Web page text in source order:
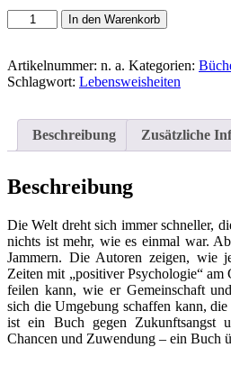
Asgodom,
Sabine
Brockert,
Siegfried:
Pellkartoffeln
Vom
Luxus
Zufriedenheit
Menge
In den Warenkorb
Artikelnummer: n. a. Kategorien:
Schlagwort: Lebensweisheiten
Beschreibung Zusätzliche
Beschreibung
Die Welt dreht sich immer schneller,
nichts ist mehr, wie es einmal war.
Jammern. Die Autoren zeigen, wie
Zeiten mit „positiver Psychologie“ am
feilen kann, wie er Gemeinschaft
sich die Umgebung schaffen kann,
ist ein Buch gegen Zukunftsangst
Chancen und Zuwendung – ein Buch